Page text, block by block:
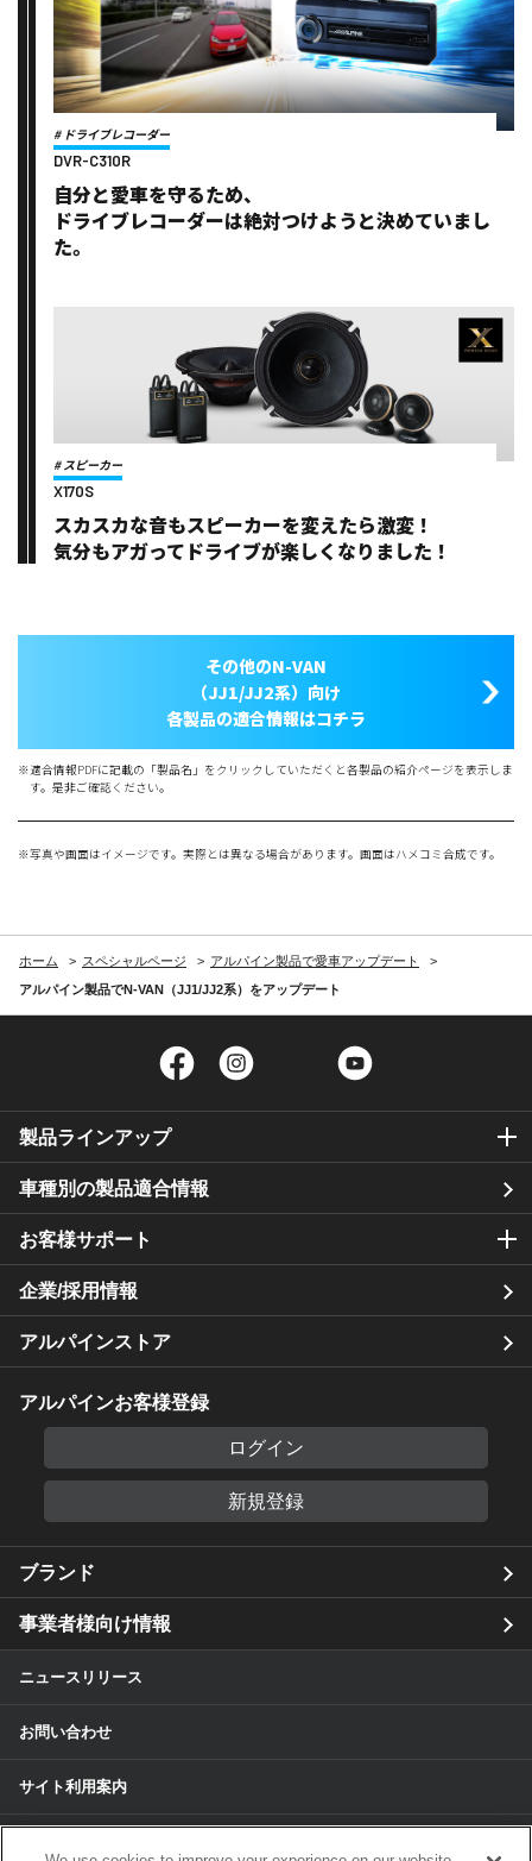
# ドライブレコーダー
DVR-C310R
自分と愛車を守るため、
ドライブレコーダーは絶対つけようと決めていまし
た。
# スピーカー
X170S
スカスカな音もスピーカーを変えたら激変！
気分もアガってドライブが楽しくなりました！
その他のN-VAN
（JJ1/JJ2系）向け
各製品の適合情報はコチラ
※適合情報PDFに記載の「製品名」をクリックしていただくと各製品の紹介ページを表示しま
す。是非ご確認ください。
※写真や画面はイメージです。実際とは異なる場合があります。画面はハメコミ合成です。
ホーム スペシャルページ
アルパイン製品で愛車アップデート
アルパイン製品でN-VAN（JJ1/JJ2系）をアップデート
Facebook Twitter
製品ラインアップ
車種別の製品適合情報
お客様サポート
企業/採用情報
アルパインストア
アルパインお客様登録
ログイン
新規登録
ブランド
事業者様向け情報
ニュースリリース
お問い合わせ
サイト利用案内